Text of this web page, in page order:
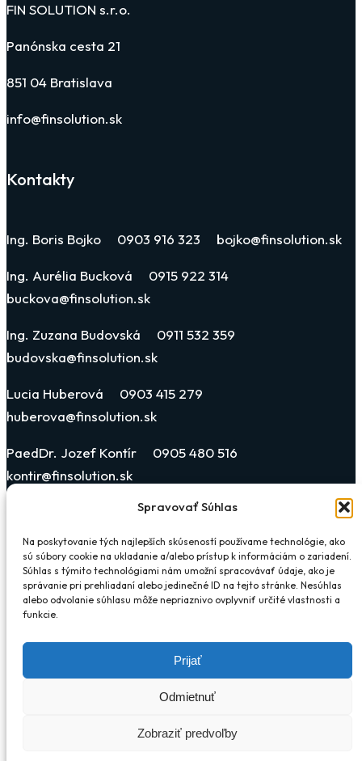
Spravovať Súhlas
Na poskytovanie tých najlepších skúseností používame technológie, ako
sú súbory cookie na ukladanie a/alebo prístup k informáciám o zariadení.
Súhlas s týmito technológiami nám umožní spracovávať údaje, ako je
správanie pri prehliadaní alebo jedinečné ID na tejto stránke. Nesúhlas
alebo odvolanie súhlasu môže nepriaznivo ovplyvniť určité vlastnosti a
funkcie.
Prijať
Odmietnuť
Zobraziť predvoľby
FIN SOLUTION s.r.o.
Panónska cesta 21
851 04 Bratislava
info@finsolution.sk
Kontakty
Ing. Boris Bojko 0903 916 323 bojko@finsolution.sk
Ing. Aurélia Bucková 0915 922 314
buckova@finsolution.sk
Ing. Zuzana Budovská 0911 532 359
budovska@finsolution.sk
Lucia Huberová 0903 415 279
huberova@finsolution.sk
PaedDr. Jozef Kontír 0905 480 516
kontir@finsolution.sk
Katarína Blehová Horonyová 0903 019 311
blehova@finsolution.sk
Compare Vehicles